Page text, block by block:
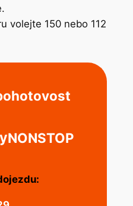
volejte 150 nebo 112
NONSTOP